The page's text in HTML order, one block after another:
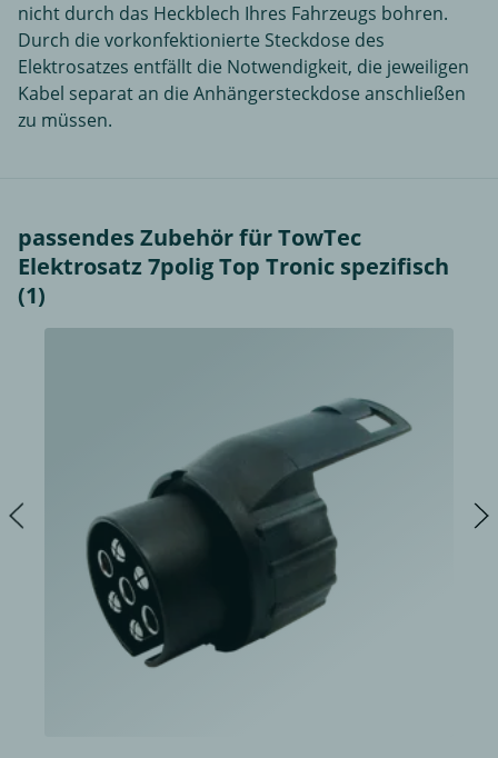
nicht durch das Heckblech Ihres Fahrzeugs bohren.
Durch die vorkonfektionierte Steckdose des
Elektrosatzes entfällt die Notwendigkeit, die jeweiligen
Kabel separat an die Anhängersteckdose anschließen
zu müssen.
passendes Zubehör für TowTec
Elektrosatz 7polig Top Tronic spezifisch
(1)